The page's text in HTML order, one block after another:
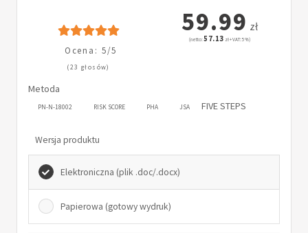
Ocena: 5/5
(23 głosów)
59.99 zł
(netto:57.13 zł + VAT: 5%)
Metoda
PN-N-18002 RISK SCORE PHA JSA FIVE STEPS
Wersja produktu
Elektroniczna (plik .doc/.docx)
Papierowa (gotowy wydruk)